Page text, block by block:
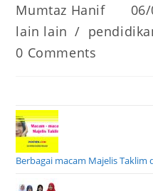
Post
Mumtaz Hanif
Post
Post
lain lain /
Post
0 Comments
Berbagai macam Majelis